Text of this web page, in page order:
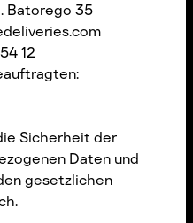
Batorego 35
12
Sicherheit der
Daten und
gesetzlichen